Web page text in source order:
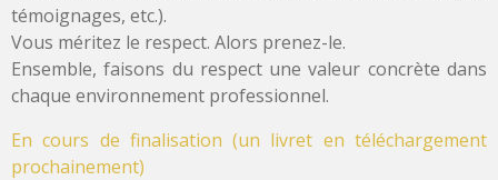
témoignages, etc.).
Vous méritez le respect. Alors prenez-le.
Ensemble, faisons du respect une valeur concrète dans
chaque environnement professionnel.
En cours de finalisation (un livret en téléchargement
prochainement)